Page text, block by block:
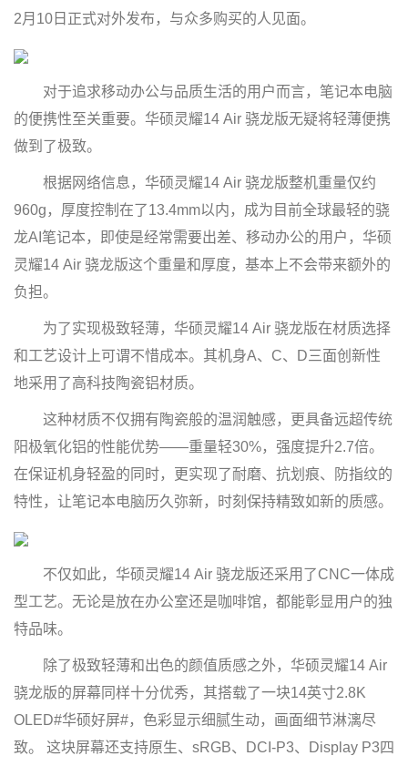
2月10日正式对外发布，与众多购买的人见面。
对于追求移动办公与品质生活的用户而言，笔记本电脑
的便携性至关重要。华硕灵耀14 Air 骁龙版无疑将轻薄便携
做到了极致。
根据网络信息，华硕灵耀14 Air 骁龙版整机重量仅约
960g，厚度控制在了13.4mm以内，成为目前全球最轻的骁
龙AI笔记本，即使是经常需要出差、移动办公的用户，华硕
灵耀14 Air 骁龙版这个重量和厚度，基本上不会带来额外的
负担。
为了实现极致轻薄，华硕灵耀14 Air 骁龙版在材质选择
和工艺设计上可谓不惜成本。其机身A、C、D三面创新性
地采用了高科技陶瓷铝材质。
这种材质不仅拥有陶瓷般的温润触感，更具备远超传统
阳极氧化铝的性能优势——重量轻30%，强度提升2.7倍。
在保证机身轻盈的同时，更实现了耐磨、抗划痕、防指纹的
特性，让笔记本电脑历久弥新，时刻保持精致如新的质感。
不仅如此，华硕灵耀14 Air 骁龙版还采用了CNC一体成
型工艺。无论是放在办公室还是咖啡馆，都能彰显用户的独
特品味。
除了极致轻薄和出色的颜值质感之外，华硕灵耀14 Air
骁龙版的屏幕同样十分优秀，其搭载了一块14英寸2.8K
OLED#华硕好屏#，色彩显示细腻生动，画面细节淋漓尽
致。 这块屏幕还支持原生、sRGB、DCI-P3、Display P3四